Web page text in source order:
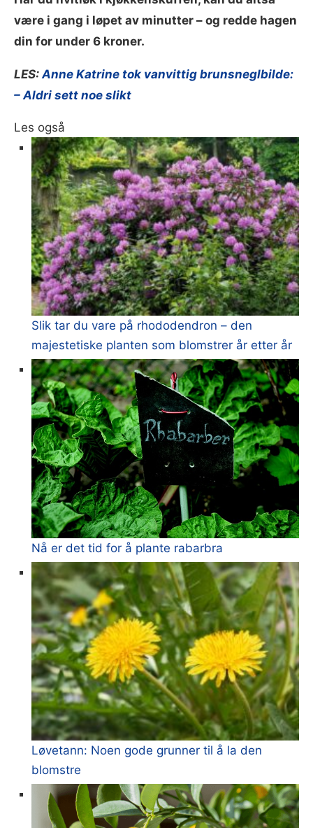
være i gang i løpet av minutter – og redde hagen
din for under 6 kroner.
LES:Anne Katrine tok vanvittig brunsneglbilde:
– Aldri sett noe slikt
Les også
Slik tar du vare på rhododendron – den
majestetiske planten som blomstrer år etter år
Nå er det tid for å plante rabarbra
Løvetann: Noen gode grunner til å la den
blomstre